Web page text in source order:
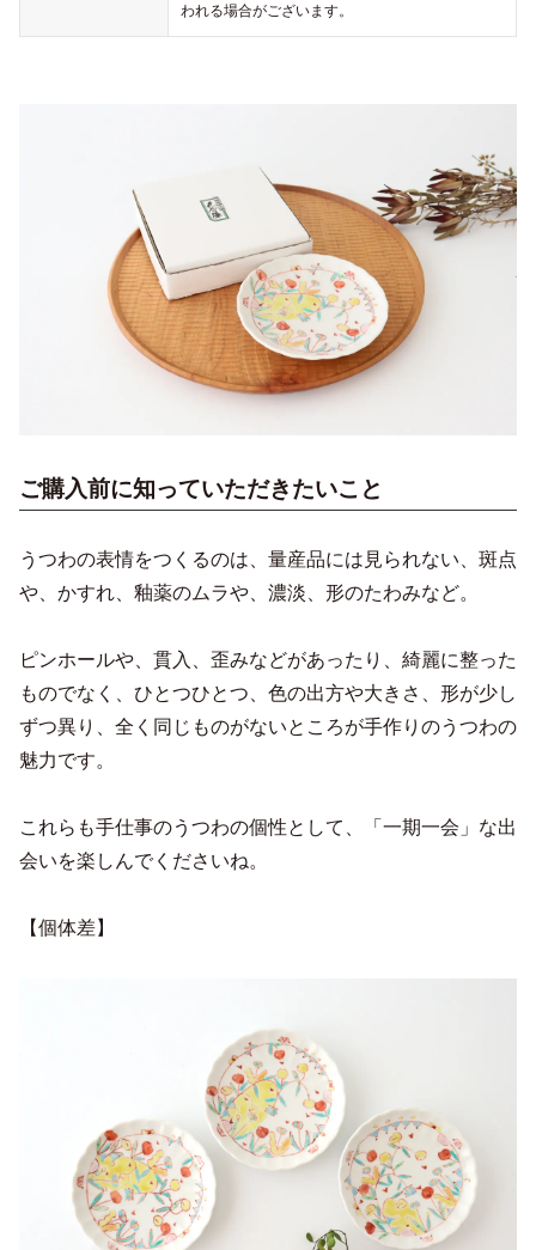
われる場合がございます。
ご購入前に知っていただきたいこと
うつわの表情をつくるのは、量産品には見られない、斑点
や、かすれ、釉薬のムラや、濃淡、形のたわみなど。
ピンホールや、貫入、歪みなどがあったり、綺麗に整った
ものでなく、ひとつひとつ、色の出方や大きさ、形が少し
ずつ異り、全く同じものがないところが手作りのうつわの
魅力です。
これらも手仕事のうつわの個性として、「一期一会」な出
会いを楽しんでくださいね。
【個体差】